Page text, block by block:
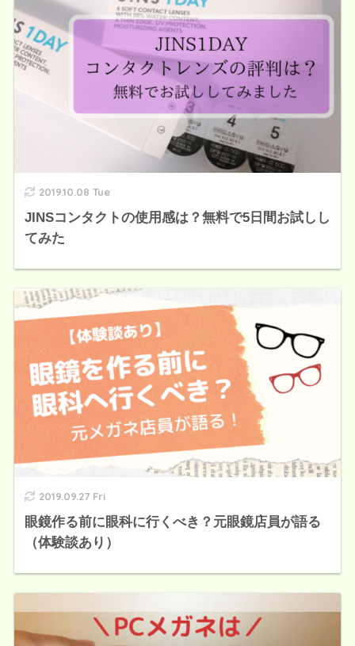
2019.10.08 Tue
JINSコンタクトの使用感は？無料で5日間お試しし
てみた
2019.09.27 Fri
眼鏡作る前に眼科に行くべき？元眼鏡店員が語る
（体験談あり）